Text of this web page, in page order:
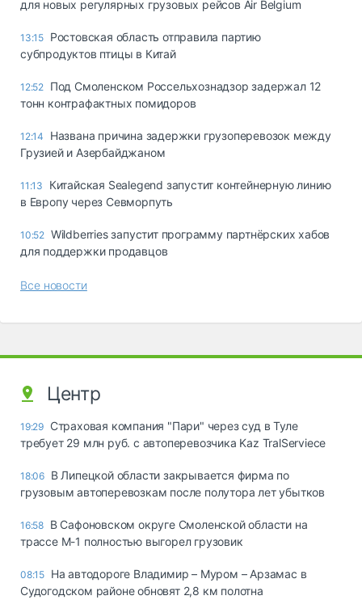
для новых регулярных грузовых рейсов Air Belgium
13:15 Ростовская область отправила партию
субпродуктов птицы в Китай
12:52 Под Смоленском Россельхознадзор задержал 12
тонн контрафактных помидоров
12:14
Названа причина задержки грузоперевозок между
Грузией и Азербайджаном
11:13
Китайская Sealegend запустит контейнерную линию
в Европу через Севморпуть
10:52 Wildberries запустит программу партнёрских хабов
для поддержки продавцов
Все новости
Центр
19:29 Страховая компания "Пари" через суд в Туле
требует 29 млн руб. с автоперевозчика Kaz TralServiece
18:06 В Липецкой области закрывается фирма по
грузовым автоперевозкам после полутора лет убытков
16:58 В Сафоновском округе Смоленской области на
трассе М-1 полностью выгорел грузовик
08:15 На автодороге Владимир – Муром – Арзамас в
Судогодском районе обновят 2,8 км полотна